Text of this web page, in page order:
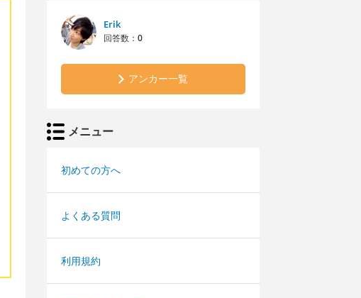
Erik
回答数： 0
アンカー一覧
メニュー
初めての方へ
よくある質問
利用規約